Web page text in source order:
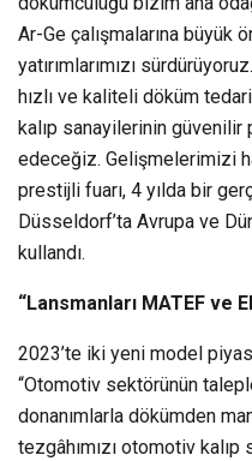
Ar-Ge çalışmalarına büyük
yatırımlarımızı
hızlı ve kaliteli döküm
kalıp sanayilerinin
edeceğiz. Gelişmelerimizi
prestijli fuarı, 4 yılda bir
Düsseldorf’ta Avrupa ve
kullandı.
“Lansmanları MATEF ve
2023’te iki yeni model
“Otomotiv sektörünün
donanımlarla dökümden
tezgâhımızı otomotiv